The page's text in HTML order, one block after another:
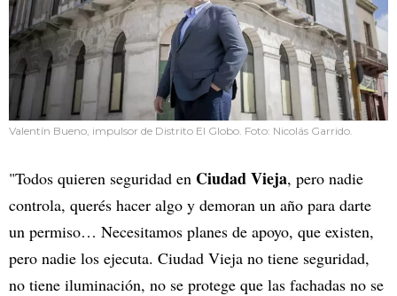
Valentín Bueno, impulsor de Distrito El Globo. Foto: Nicolás Garrido.
"Todos quieren seguridad en Ciudad Vieja, pero nadie
controla, querés hacer algo y demoran un año para darte
un permiso… Necesitamos planes de apoyo, que existen,
pero nadie los ejecuta. Ciudad Vieja no tiene seguridad,
no tiene iluminación, no se protege que las fachadas no se